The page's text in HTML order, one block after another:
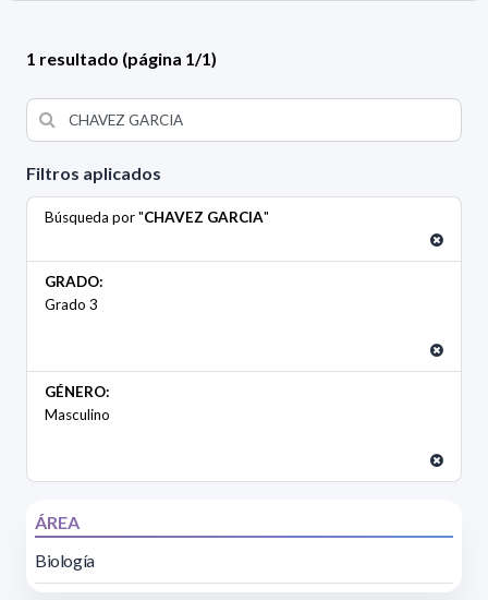
Filtros aplicados
Búsqueda por "CHAVEZ GARCIA"
GRADO:
Grado 3
GÉNERO:
Masculino
ÁREA
Biología
1 resultado (página 1/1)